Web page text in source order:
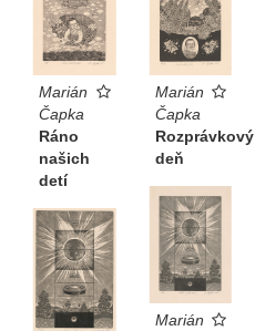
Marián
Čapka
Ráno
našich
detí
Marián
Čapka
Rozprávkový
deň
Marián